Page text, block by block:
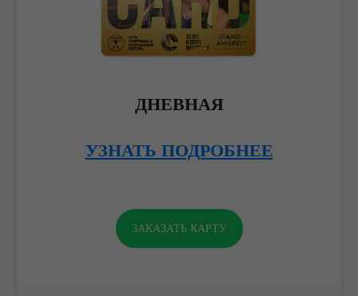
ДНЕВНАЯ
УЗНАТЬ ПОДРОБНЕЕ
ЗАКАЗАТЬ КАРТУ